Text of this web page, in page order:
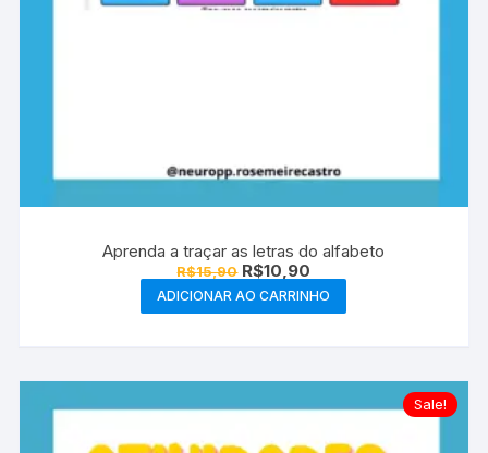
Aprenda a traçar as letras do alfabeto
R$15,90 O
preço
original
era:
R$10,90
preço
atual
é:
ADICIONAR AO CARRINHO
Sale!